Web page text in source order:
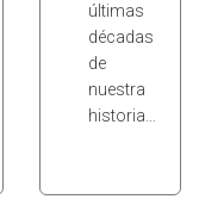
últimas
décadas
de
nuestra
historia…